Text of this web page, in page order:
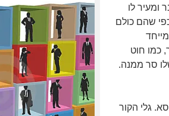
ומעיר לו
שהם כולם
כמו חוט
סר ממנה.
גלי הקור